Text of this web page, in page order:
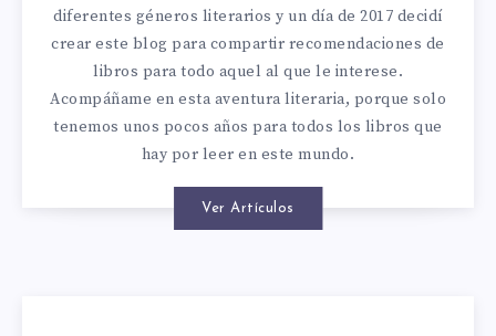
diferentes géneros literarios y un día de 2017 decidí
crear este blog para compartir recomendaciones de
libros para todo aquel al que le interese.
Acompáñame en esta aventura literaria, porque solo
tenemos unos pocos años para todos los libros que
hay por leer en este mundo.
Ver Artículos